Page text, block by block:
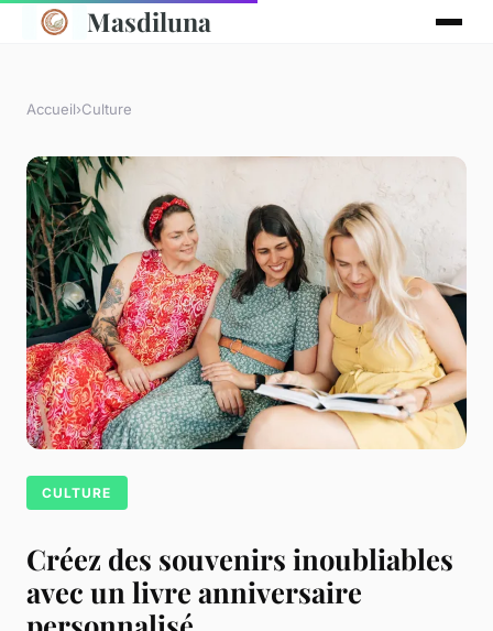
Masdiluna
Accueil›Culture
CULTURE
Créez des souvenirs inoubliables
avec un livre anniversaire